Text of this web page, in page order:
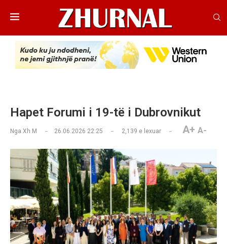
Hapet Forumi i 19-të i Dubrovnikut
Nga Xh M 26.06.2026 22:25 2,139 e lexuar A+ A-